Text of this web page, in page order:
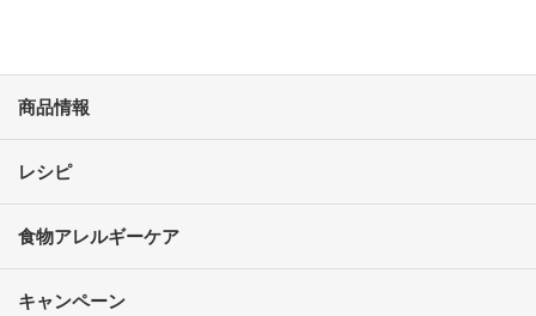
商品情報
レシピ
食物アレルギーケア
キャンペーン